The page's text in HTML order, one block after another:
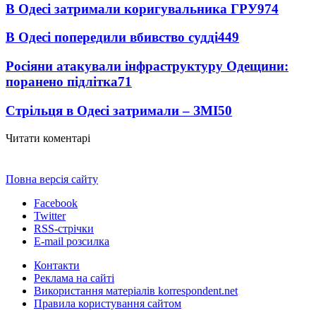
В Одесі затримали коригувальника ГРУ974
В Одесі попередили вбивство судді449
Росіяни атакували інфраструктуру Одещини:
поранено підлітка71
Стрільця в Одесі затримали – ЗМІ50
Читати коментарі
Повна версія сайту
Facebook
Twitter
RSS-стрічки
E-mail розсилка
Контакти
Реклама на сайті
Використання матеріалів korrespondent.net
Правила користування сайтом